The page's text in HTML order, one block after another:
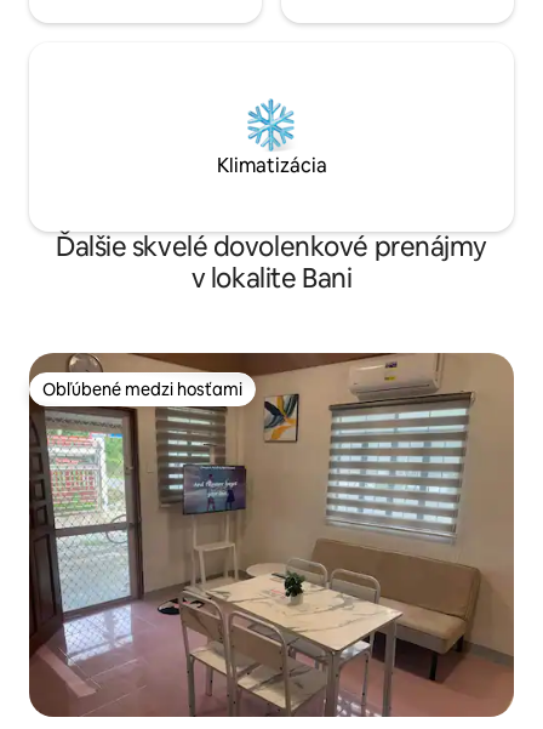
Klimatizácia
Ďalšie skvelé dovolenkové prenájmy
v lokalite Bani
Obľúbené medzi hosťami
Obľúbené medzi hosťami